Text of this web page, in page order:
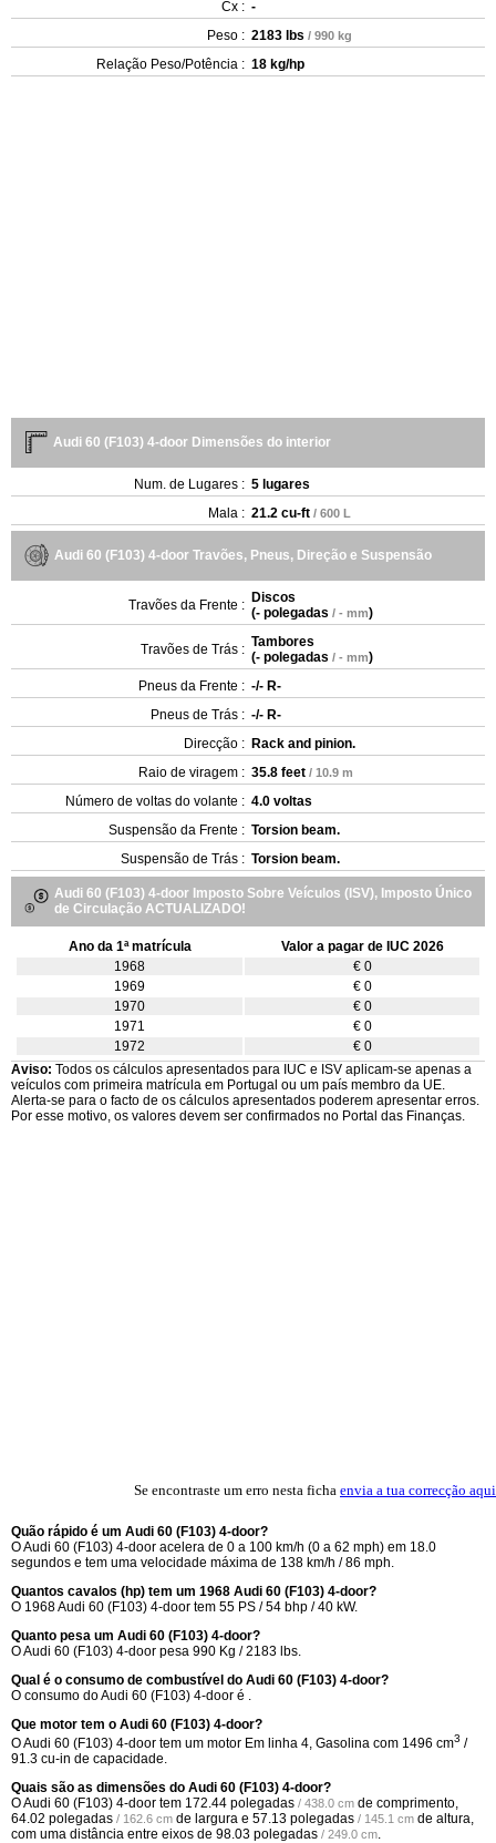
Cx : -
Peso : 2183 lbs / 990 kg
Relação Peso/Potência : 18 kg/hp
Audi 60 (F103) 4-door Dimensões do interior
Num. de Lugares : 5 lugares
Mala : 21.2 cu-ft / 600 L
Audi 60 (F103) 4-door Travões, Pneus, Direção e Suspensão
Travões da Frente : Discos
(- polegadas / - mm)
Travões de Trás : Tambores
(- polegadas / - mm)
Pneus da Frente : -/- R-
Pneus de Trás : -/- R-
Direcção : Rack and pinion.
Raio de viragem : 35.8 feet / 10.9 m
Número de voltas do volante : 4.0 voltas
Suspensão da Frente : Torsion beam.
Suspensão de Trás : Torsion beam.
Audi 60 (F103) 4-door Imposto Sobre Veículos (ISV), Imposto Único
de Circulação ACTUALIZADO!
Ano da 1ª matrícula
Valor a pagar de IUC 2026
1968
€ 0
1969
€ 0
1970
€ 0
1971
€ 0
1972
€ 0
Aviso: Todos os cálculos apresentados para IUC e ISV aplicam-se apenas a
veículos com primeira matrícula em Portugal ou um país membro da UE.
Alerta-se para o facto de os cálculos apresentados poderem apresentar erros.
Por esse motivo, os valores devem ser confirmados no Portal das Finanças.
Se encontraste um erro nesta ficha envia a tua correcção aqui
Quão rápido é um Audi 60 (F103) 4-door?
O Audi 60 (F103) 4-door acelera de 0 a 100 km/h (0 a 62 mph) em 18.0
segundos e tem uma velocidade máxima de 138 km/h / 86 mph.
Quantos cavalos (hp) tem um 1968 Audi 60 (F103) 4-door?
O 1968 Audi 60 (F103) 4-door tem 55 PS / 54 bhp / 40 kW.
Quanto pesa um Audi 60 (F103) 4-door?
O Audi 60 (F103) 4-door pesa 990 Kg / 2183 lbs.
Qual é o consumo de combustível do Audi 60 (F103) 4-door?
O consumo do Audi 60 (F103) 4-door é .
Que motor tem o Audi 60 (F103) 4-door?
O Audi 60 (F103) 4-door tem um motor Em linha 4, Gasolina com 1496 cm3 /
91.3 cu-in de capacidade.
Quais são as dimensões do Audi 60 (F103) 4-door?
O Audi 60 (F103) 4-door tem 172.44 polegadas / 438.0 cm de comprimento,
64.02 polegadas / 162.6 cm de largura e 57.13 polegadas / 145.1 cm de altura,
com uma distância entre eixos de 98.03 polegadas / 249.0 cm